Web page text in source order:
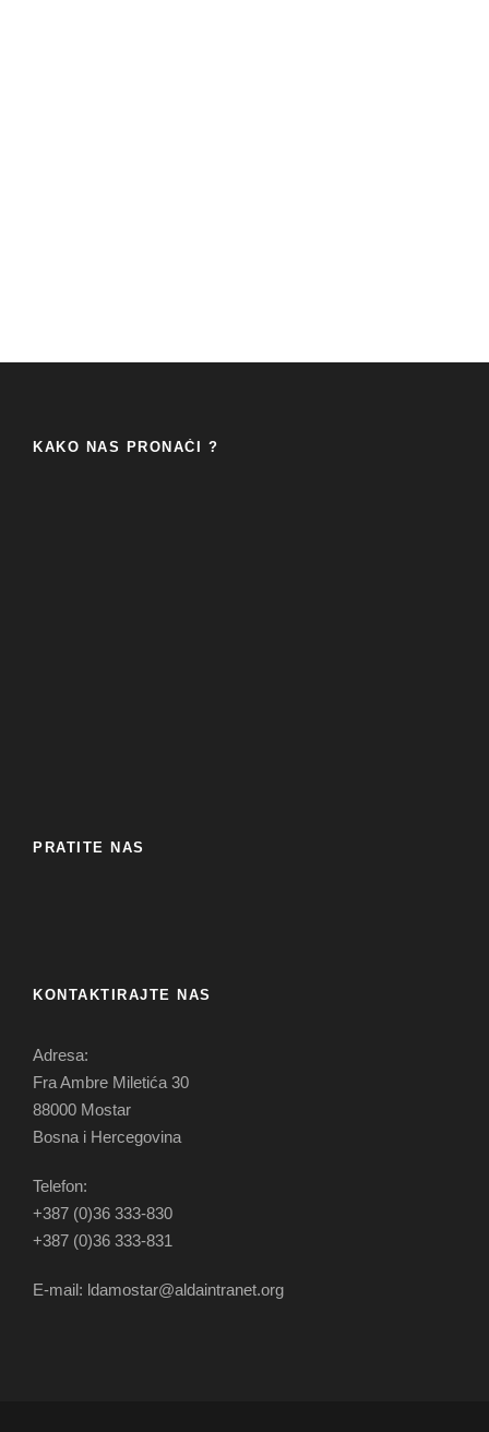
KAKO NAS PRONAĆI ?
PRATITE NAS
KONTAKTIRAJTE NAS
Adresa:
Fra Ambre Miletića 30
88000 Mostar
Bosna i Hercegovina
Telefon:
+387 (0)36 333-830
+387 (0)36 333-831
E-mail: ldamostar@aldaintranet.org